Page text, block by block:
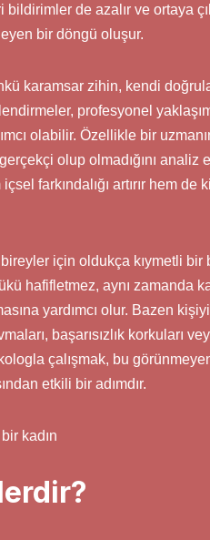
de azalır ve ortaya
bir döngü oluşur.
karamsar zihin, kendi
profesyonel
olabilir. Özellikle bir
olup olmadığını analiz
farkındalığı artırır hem de
için oldukça kıymetli bir
hafifletmez, aynı zamanda
yardımcı olur. Bazen
başarısızlık korkuları
çalışmak, bu
etkili bir adımdır.